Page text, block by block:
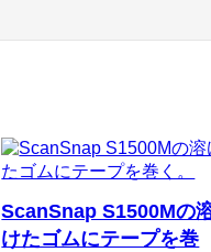
ScanSnap S1500Mの
けたゴムにテープを巻